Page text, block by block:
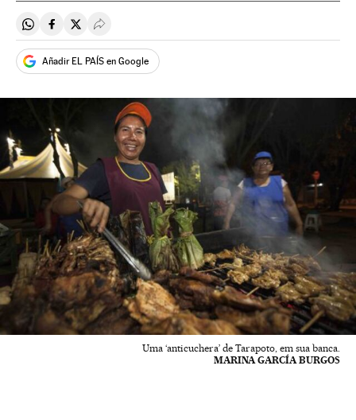
Compartir en Whatsapp
Compartir en Facebook
Compartir en Twitter
Desplegar Redes Sociales
Añadir EL PAÍS en Google
Uma ‘anticuchera’ de Tarapoto, em sua banca.
MARINA GARCÍA BURGOS